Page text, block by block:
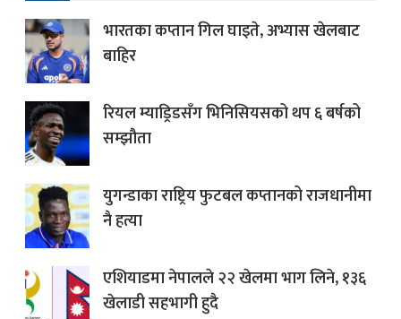
भारतका कप्तान गिल घाइते, अभ्यास खेलबाट
बाहिर
रियल म्याड्रिडसँग भिनिसियसको थप ६ बर्षको
सम्झौता
युगन्डाका राष्ट्रिय फुटबल कप्तानको राजधानीमा
नै हत्या
एशियाडमा नेपालले २२ खेलमा भाग लिने, १३६
खेलाडी सहभागी हुदै